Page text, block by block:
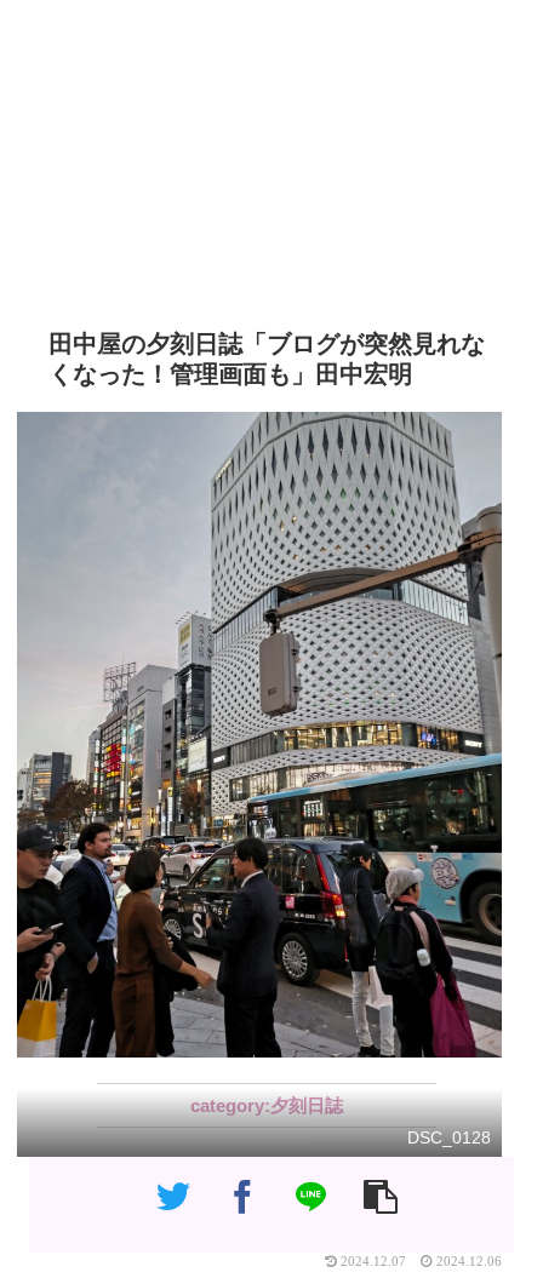
田中屋の夕刻日誌「ブログが突然見れな
くなった！管理画面も」田中宏明
夕刻日誌
DSC_0128
2024.12.07 2024.12.06